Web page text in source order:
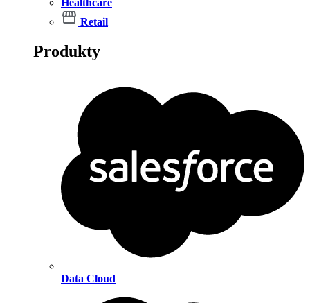
Healthcare
Retail
Produkty
Data Cloud